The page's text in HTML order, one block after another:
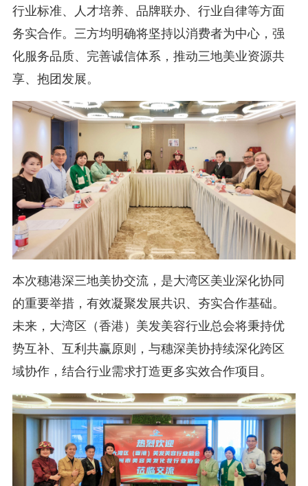
行业标准、人才培养、品牌联办、行业自律等方面
务实合作。三方均明确将坚持以消费者为中心，强
化服务品质、完善诚信体系，推动三地美业资源共
享、抱团发展。
本次穗港深三地美协交流，是大湾区美业深化协同
的重要举措，有效凝聚发展共识、夯实合作基础。
未来，大湾区（香港）美发美容行业总会将秉持优
势互补、互利共赢原则，与穗深美协持续深化跨区
域协作，结合行业需求打造更多实效合作项目。